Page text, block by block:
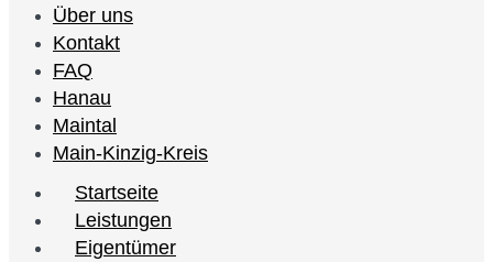
Über uns
Kontakt
FAQ
Hanau
Maintal
Main-Kinzig-Kreis
Startseite
Leistungen
Eigentümer